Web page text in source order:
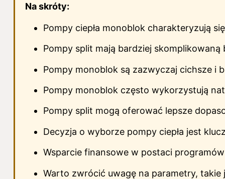
Na skróty:
Pompy ciepła monoblok charakteryzują
Pompy split mają bardziej
Pompy monoblok są zazwyczaj cichsze i
Pompy monoblok często wykorzystują
Pompy split mogą oferować lepsze
Decyzja o wyborze pompy ciepła jest
Wsparcie finansowe w postaci
Warto zwrócić uwagę na parametry, takie